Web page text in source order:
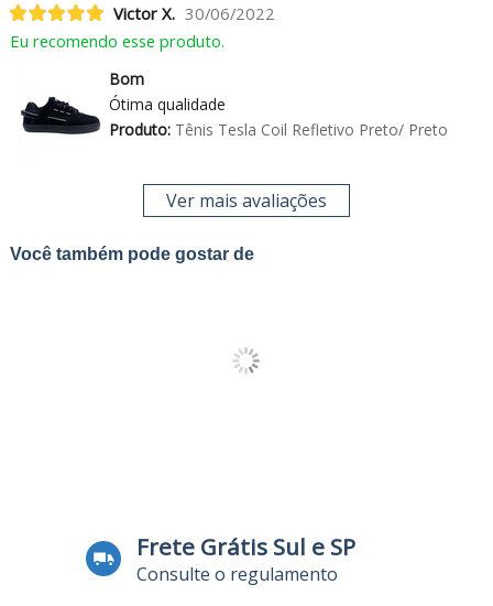
Victor X. 30/06/2022
Eu recomendo esse produto.
Bom
Ótima qualidade
Produto:Tênis Tesla Coil Refletivo Preto/ Preto
Ver mais avaliações
Você também pode gostar de
Frete Grátis Sul e SP
Consulte o regulamento